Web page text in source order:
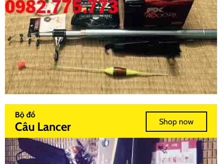
Bộ đồ
Câu Lancer Shop now